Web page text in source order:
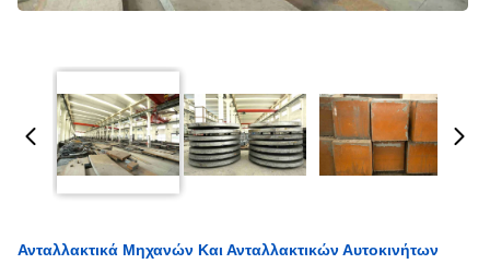
Ανταλλακτικά Μηχανών Και Ανταλλακτικών Αυτοκινήτων